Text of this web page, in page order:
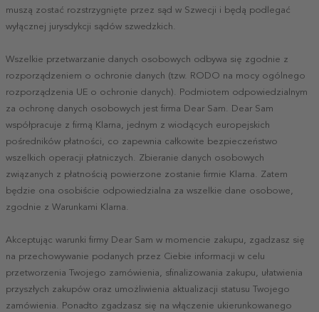
muszą zostać rozstrzygnięte przez sąd w Szwecji i będą podlegać
wyłącznej jurysdykcji sądów szwedzkich.
Wszelkie przetwarzanie danych osobowych odbywa się zgodnie z
rozporządzeniem o ochronie danych (tzw. RODO na mocy ogólnego
rozporządzenia UE o ochronie danych). Podmiotem odpowiedzialnym
za ochronę danych osobowych jest firma Dear Sam. Dear Sam
współpracuje z firmą Klarna, jednym z wiodących europejskich
pośredników płatności, co zapewnia całkowite bezpieczeństwo
wszelkich operacji płatniczych. Zbieranie danych osobowych
związanych z płatnością powierzone zostanie firmie Klarna. Zatem
będzie ona osobiście odpowiedzialna za wszelkie dane osobowe,
zgodnie z Warunkami Klarna.
Akceptując warunki firmy Dear Sam w momencie zakupu, zgadzasz się
na przechowywanie podanych przez Ciebie informacji w celu
przetworzenia Twojego zamówienia, sfinalizowania zakupu, ułatwienia
przyszłych zakupów oraz umożliwienia aktualizacji statusu Twojego
zamówienia. Ponadto zgadzasz się na włączenie ukierunkowanego